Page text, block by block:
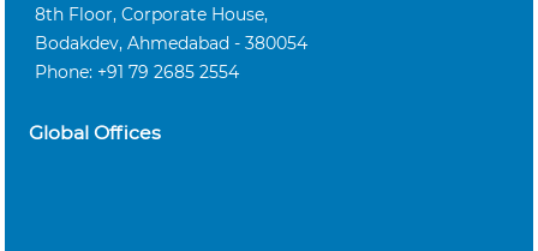
8th Floor, Corporate House,
Bodakdev, Ahmedabad - 380054
Phone: +91 79 2685 2554
Global Offices